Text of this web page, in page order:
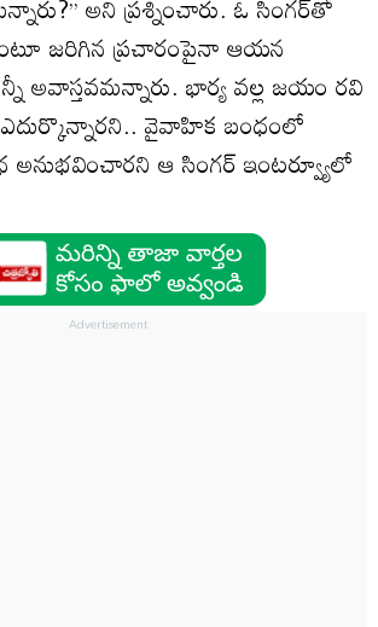
జరిగిన ప్రచారంపైనా ఆయన
అవాస్తవమన్నారు. భార్య వల్ల జయం రవి
ఎదుర్కొన్నారని.. వైవాహిక బంధంలో
ఆ సింగర్‌ ఇంటర్వ్యూలో